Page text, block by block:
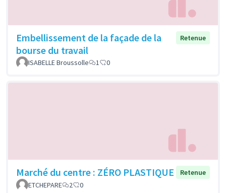
Embellissement de la façade de la
bourse du travail
Retenue
ISABELLE Broussolle 1 0
Marché du centre : ZÉRO PLASTIQUE
Retenue
ETCHEPARE
2 0